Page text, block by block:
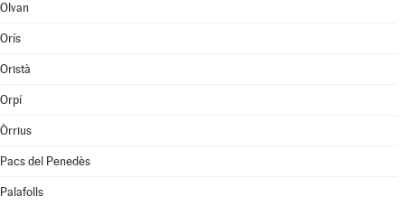
Olvan
Orís
Oristà
Orpí
Òrrius
Pacs del Penedès
Palafolls